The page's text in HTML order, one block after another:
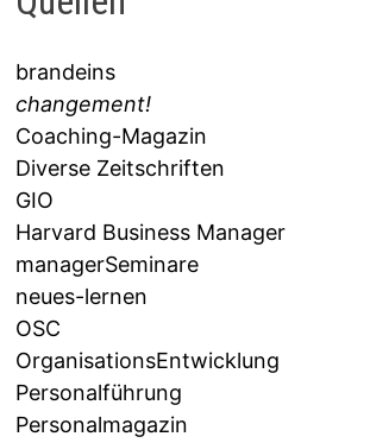
brandeins
changement!
Coaching-Magazin
Diverse Zeitschriften
GIO
Harvard Business Manager
managerSeminare
neues-lernen
OSC
OrganisationsEntwicklung
Personalführung
Personalmagazin